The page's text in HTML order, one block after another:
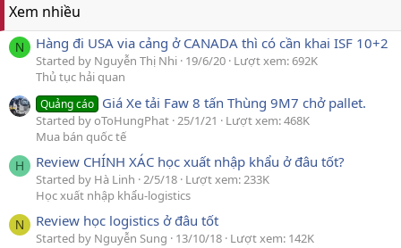
Xem nhiều
N Hàng đi USA via cảng ở CANADA thì có cần khai ISF 10+2
Started by Nguyễn Thị Nhi 19/6/20 Lượt xem: 692K
Thủ tục hải quan
Quảng cáo Giá Xe tải Faw 8 tấn Thùng 9M7 chở pallet.
Started by oToHungPhat 25/1/21
Lượt xem: 468K
Mua bán quốc tế
H Review CHÍNH XÁC học xuất nhập khẩu ở đâu tốt?
Started by Hà Linh 2/5/18 Lượt xem: 233K
Học xuất nhập khẩu-logistics
N Review học logistics ở đâu tốt
Started by Nguyễn Sung 13/10/18 Lượt xem: 142K